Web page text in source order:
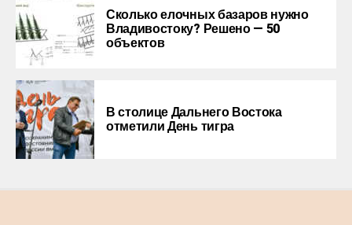
Сколько елочных базаров нужно
Владивостоку? Решено — 50
объектов
В столице Дальнего Востока
отметили День тигра